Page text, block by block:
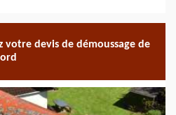
votre devis de démoussage de